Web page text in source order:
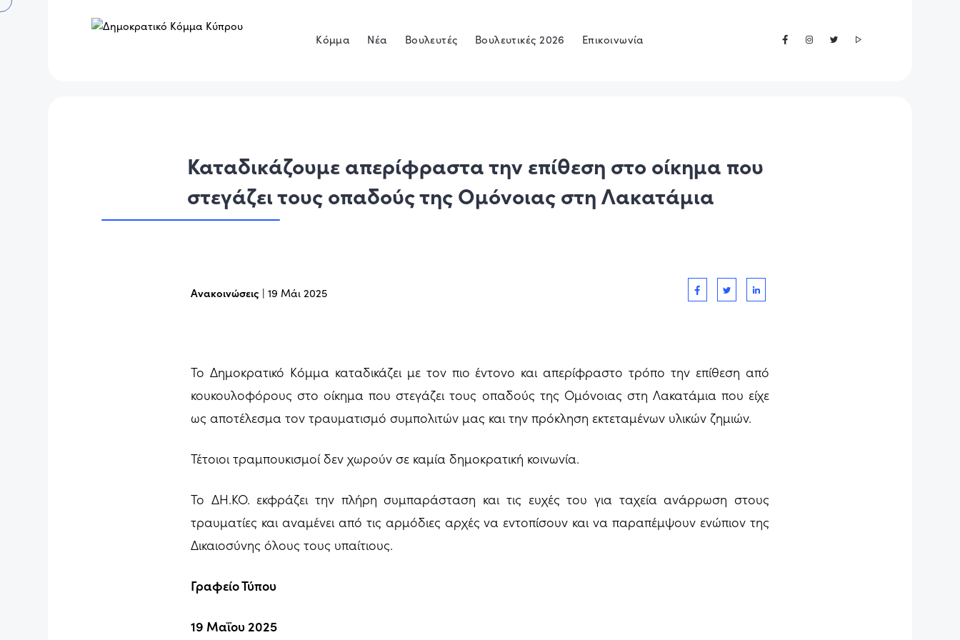
Κόμμα Νέα Βουλευτές Βουλευτικές 2026 Επικοινωνία
Καταδικάζουμε απερίφραστα την επίθεση στο οίκημα που
στεγάζει τους οπαδούς της Ομόνοιας στη Λακατάμια
Ανακοινώσεις | 19 Μάι 2025
Το Δημοκρατικό Κόμμα καταδικάζει με τον πιο έντονο και απερίφραστο τρόπο την επίθεση από
κουκουλοφόρους στο οίκημα που στεγάζει τους οπαδούς της Ομόνοιας στη Λακατάμια που είχε
ως αποτέλεσμα τον τραυματισμό συμπολιτών μας και την πρόκληση εκτεταμένων υλικών ζημιών.
Τέτοιοι τραμπουκισμοί δεν χωρούν σε καμία δημοκρατική κοινωνία.
Το ΔΗ.ΚΟ. εκφράζει την πλήρη συμπαράσταση και τις ευχές του για ταχεία ανάρρωση στους
τραυματίες και αναμένει από τις αρμόδιες αρχές να εντοπίσουν και να παραπέμψουν ενώπιον της
Δικαιοσύνης όλους τους υπαίτιους.
Γραφείο Τύπου
19 Μαΐου 2025